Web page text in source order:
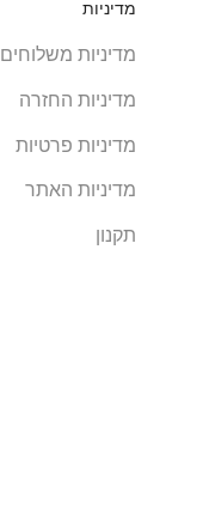
מדיניות
מדיניות משלוחים
מדיניות החזרה
מדיניות פרטיות
מדיניות האתר
תקנון